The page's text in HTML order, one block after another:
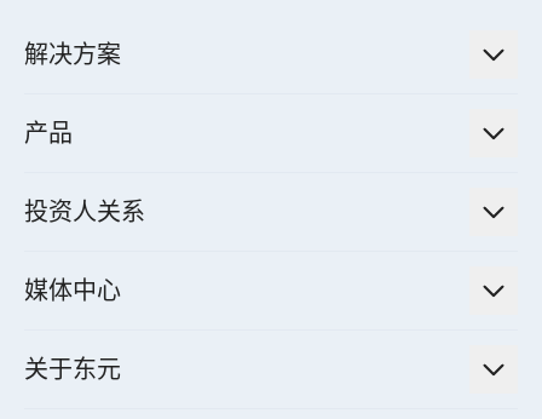
解决方案
电气化解决方案
工业控制自动化解决方案
智慧商用空调节能解决方案
产品
高效马达与节能系统
减速机
投资人关系
股东专栏
媒体中心
关于东元